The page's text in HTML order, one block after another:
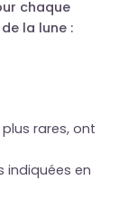
chaque
la lune :
rares, ont
indiquées en